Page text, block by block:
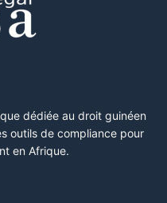
dédiée au droit guinéen
outils de compliance pour
en Afrique.